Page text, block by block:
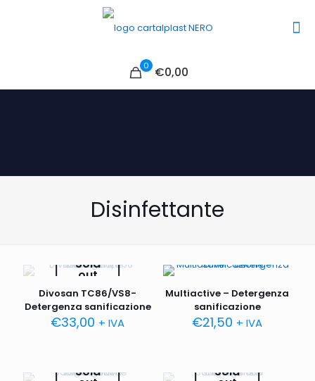
0 €0,00
Disinfettante
Sold
out
Divosan TC86/VS8-
Detergenza sanificazione
€33,00 + IVA
Multiactive – Detergenza
sanificazione
€21,50 + IVA
Sold Sold